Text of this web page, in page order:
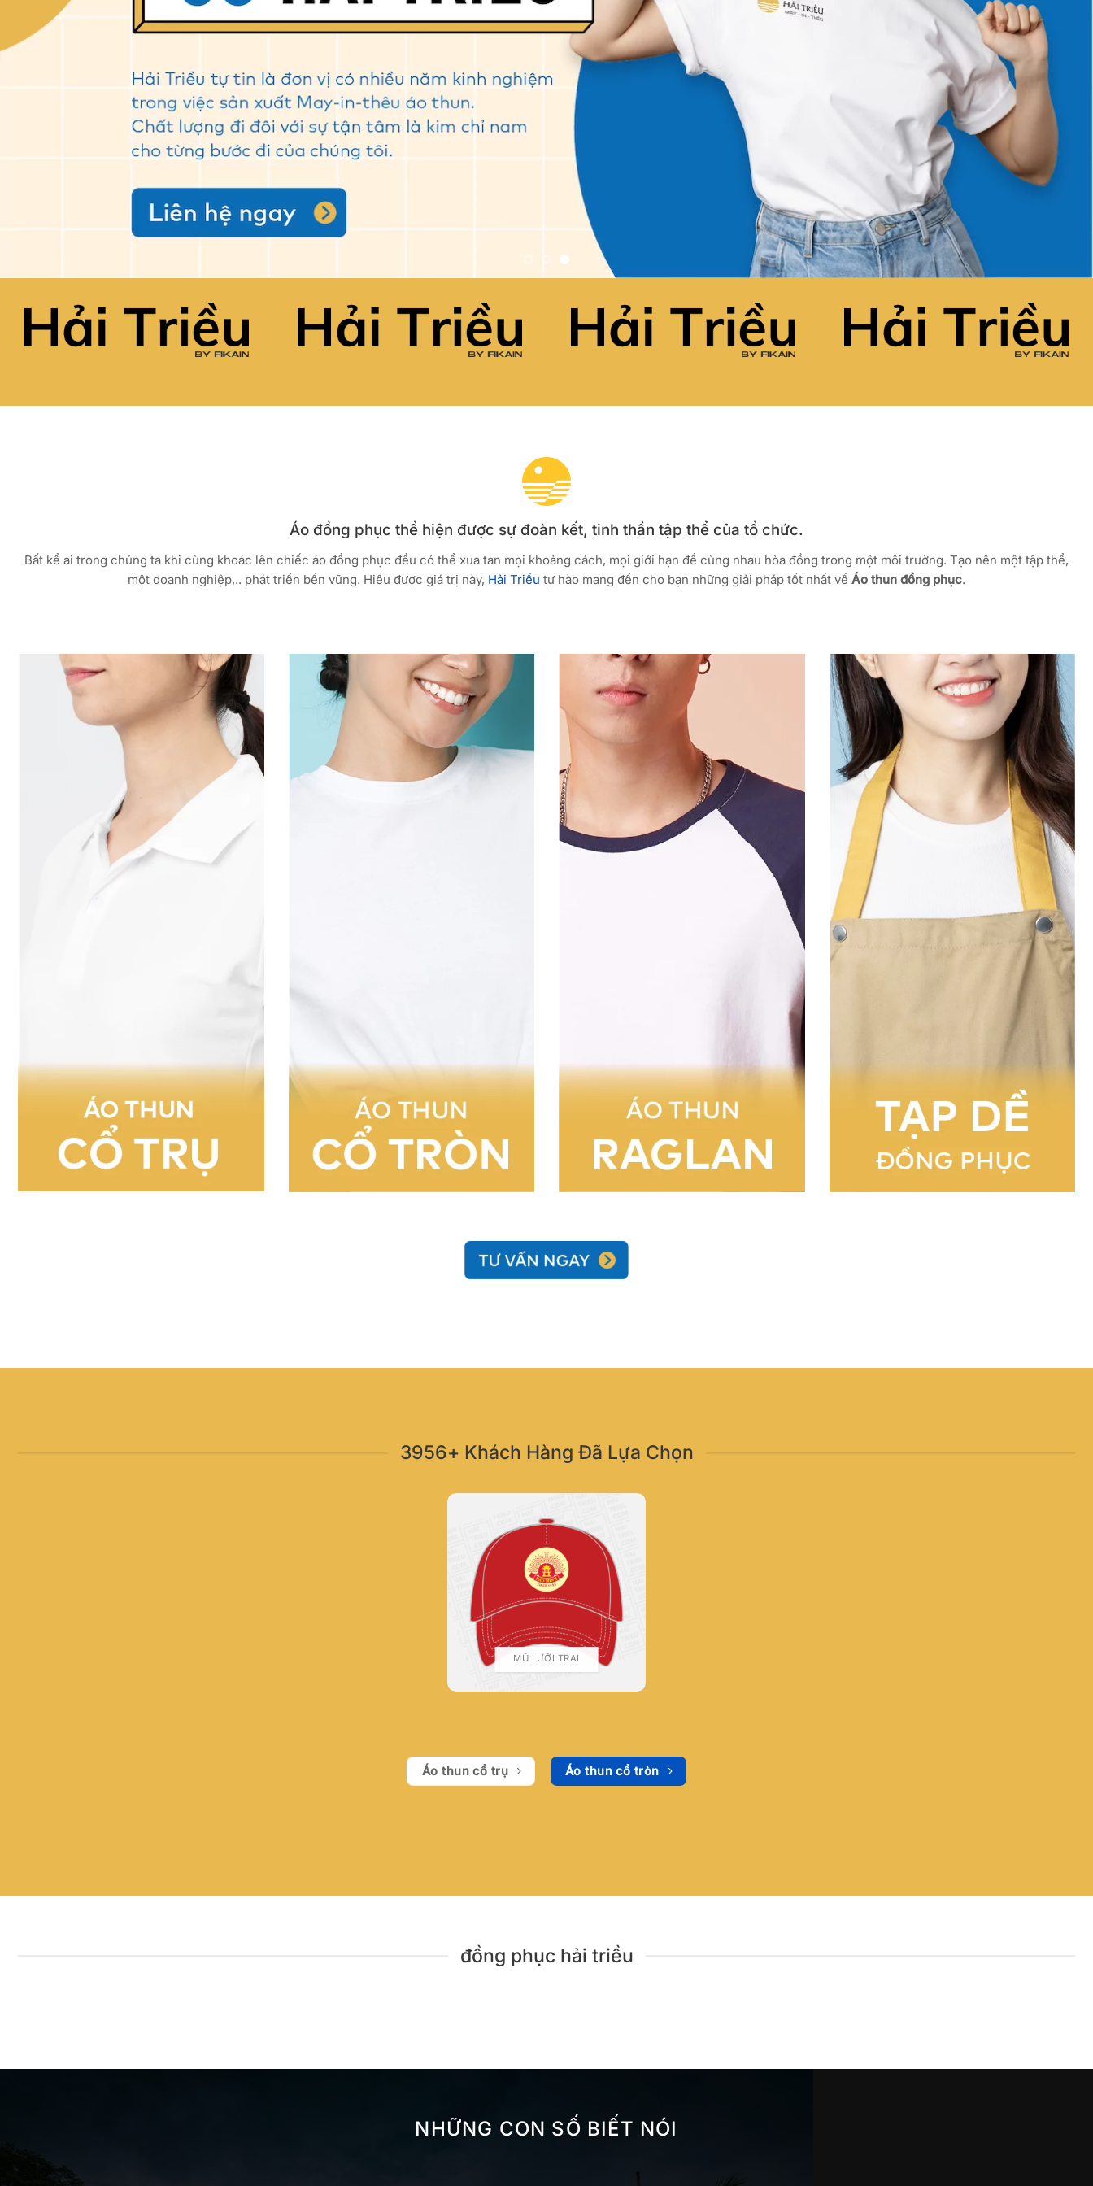
Áo đồng phục thể hiện được sự đoàn kết, tinh thần tập thể của tổ chức.
Bất kể ai trong chúng ta khi cùng khoác lên chiếc áo đồng phục đều có thể xua tan mọi khoảng cách, mọi giới hạn để cùng nhau hòa đồng trong một môi trường. Tạo nên một tập thể,
một doanh nghiệp,.. phát triển bền vững. Hiểu được giá trị này, Hải Triều tự hào mang đến cho bạn những giải pháp tốt nhất về Áo thun đồng phục.
3956+ Khách Hàng Đã Lựa Chọn
MŨ LƯỠI TRAI
Áo thun cổ trụ Áo thun cổ tròn
đồng phục hải triều
NHỮNG CON SỐ BIẾT NÓI